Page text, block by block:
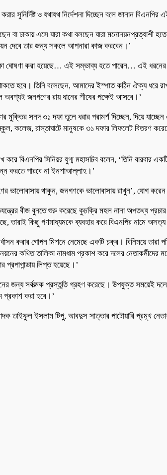
ও যথাযথ নির্দেশনা দিচ্ছেন বলে জানান বিএনপির
ঢাকায় এসে যারা কথা বলছেন যারা মনোনয়নপ্রত্যাশী
দেবে তার জন্য সকলে আপনারা কাজ করবেন।’
ঘোষণা করা হয়েছে… এই সম্ভাব্য হতে পারেন… এই
থাকতে হবে। তিনি বলেছেন, আমাদের ইস্পাত কঠিন ঐক্য
জনগণের রায় ধানের শীষের পক্ষেই আসবে।’
সনদ ৩১ দফা তুলে ধরার পরামর্শ দিচ্ছেন, দিয়ে যাচ্ছেন
রাস্তাঘাটে মানুষকে ৩১ দফার লিফলেট বিতরণ
বিএনপির সিনিয়র যুগ্ম মহাসচিব বলেন, ‘তিনি বারবার
করতে পারবে না ইনশাআল্লাহ।’
ভালোবাসায় থাকুন, জনগণকে ভালোবাসায় রাখুন’, যোগ
বীজ বুনতে শুরু করেছে কুচক্রি মহল নানা অপতথ্য
তারাই কিছু গণমাধ্যমকে ব্যবহার করে বিএনপির নামে
করার গোপন মিশনে নেমেছে একটি চক্র। বিনিময়ে তারা
কথিত তালিকা নামধাম প্রকাশ করে দলের
প্রপাগান্ডায় লিপ্ত হয়েছে।’
জন্য সর্বাত্মক প্রস্তুতি গ্রহণ করেছে। উপযুক্ত সময়েই
প্রকাশ করা হবে।’
তাইফুল ইসলাম টিপু, আবদুস সাত্তার পাটোয়ারি প্রমূখ